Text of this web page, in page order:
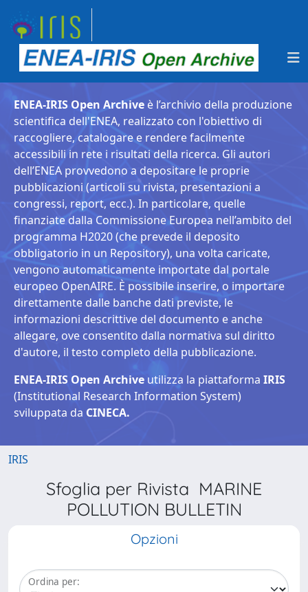
ENEA-IRIS Open Archive è l’archivio della produzione
scientifica dell'ENEA, realizzato con l'obiettivo di
raccogliere, catalogare e rendere facilmente
accessibili in rete i risultati della ricerca. Gli autori
dell’ENEA provvedono a depositare le proprie
pubblicazioni (articoli su rivista, presentazioni a
congressi, report, ecc.). In particolare, quelle
finanziate dalla Commissione Europea nell’ambito del
programma H2020 (che prevede il deposito
obbligatorio in un Repository), una volta caricate,
vengono automaticamente importate dal portale
europeo OpenAIRE. È possibile inserire, o importare
direttamente dalle banche dati previste, le
informazioni descrittive del documento e anche
allegare, ove consentito dalla normativa sul diritto
d'autore, il testo completo della pubblicazione.
ENEA-IRIS Open Archive utilizza la piattaforma IRIS
(Institutional Research Information System)
sviluppata da CINECA.
IRIS
Sfoglia per Rivista MARINE
POLLUTION BULLETIN
Opzioni
Ordina per: